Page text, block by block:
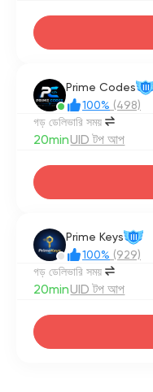
Prime Codes III
100% (498)
গড় ডেলিভারি সময়
20minUID টপ আপ
Prime Keys III
100% (929)
গড় ডেলিভারি সময়
20minUID টপ আপ